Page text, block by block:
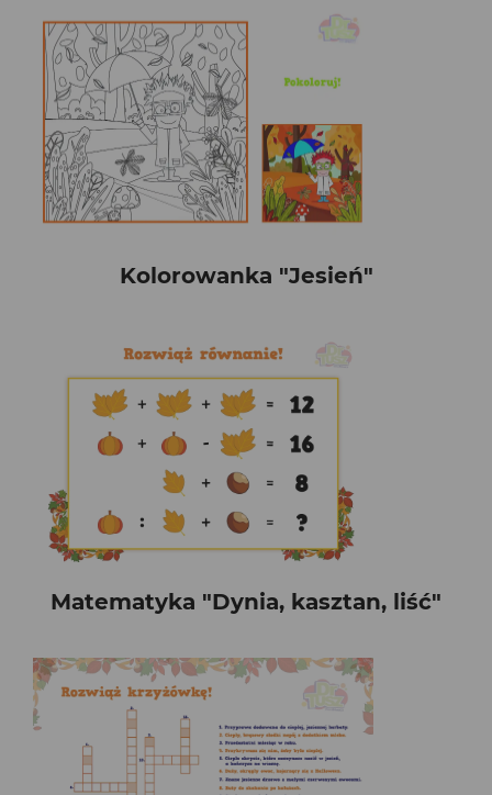
Kolorowanka "Jesień"
Matematyka "Dynia, kasztan, liść"